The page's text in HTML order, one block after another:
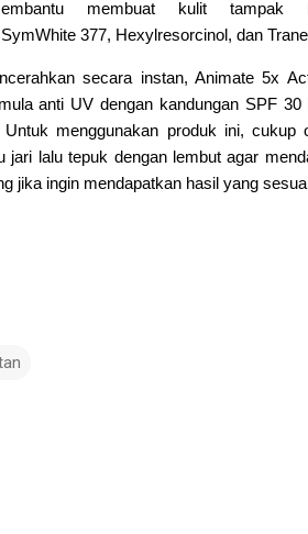
membuat kulit
377, Hexylresorcinol, dan
secara instan, Animate 5x
anti UV dengan kandungan SPF
Untuk menggunakan produk ini, cukup
jari lalu tepuk dengan lembut agar
jika ingin mendapatkan hasil yang